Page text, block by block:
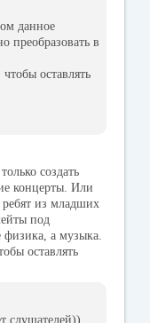
данное
преобразовать в
, чтобы оставлять
создать
концерты. Или
ребят из младших
под
физика, а музыка.
оставлять
слушателей))